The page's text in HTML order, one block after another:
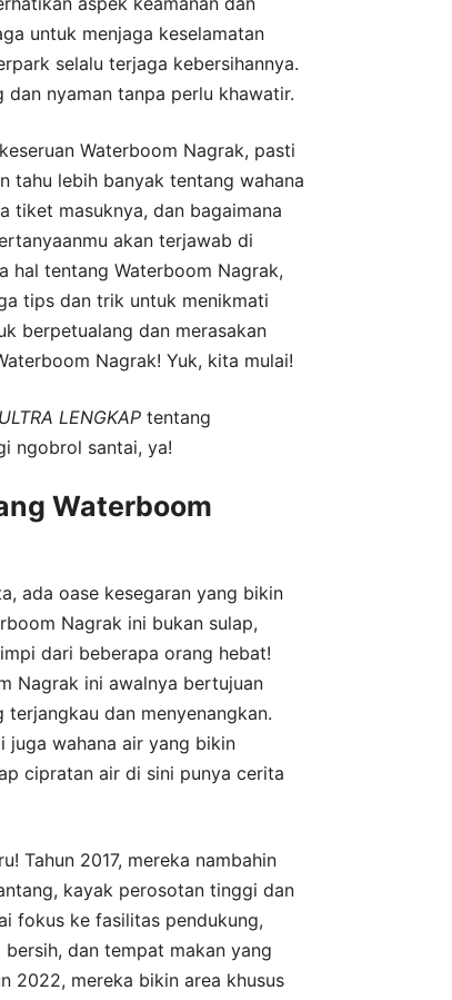
untuk menjaga keselamatan
selalu terjaga kebersihannya.
nyaman tanpa perlu khawatir.
Waterboom Nagrak, pasti
tahu lebih banyak tentang wahana
tiket masuknya, dan bagaimana
akan terjawab di
hal tentang Waterboom Nagrak,
tips dan trik untuk menikmati
berpetualang dan merasakan
Nagrak! Yuk, kita mulai!
ULTRA LENGKAP tentang
ngobrol santai, ya!
Waterboom
ada oase kesegaran yang bikin
Nagrak ini bukan sulap,
dari beberapa orang hebat!
Nagrak ini awalnya bertujuan
dan menyenangkan.
juga wahana air yang bikin
cipratan air di sini punya cerita
Tahun 2017, mereka nambahin
kayak perosotan tinggi dan
fokus ke fasilitas pendukung,
dan tempat makan yang
2022, mereka bikin area khusus